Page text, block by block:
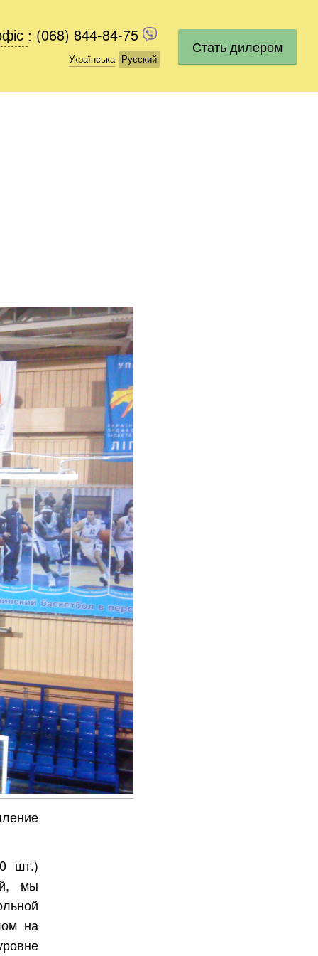
(068) 844-84-75
Українська Русский
: (068) 844-84-75
Українська Русский
Стать дилером
шт.)
мы
на